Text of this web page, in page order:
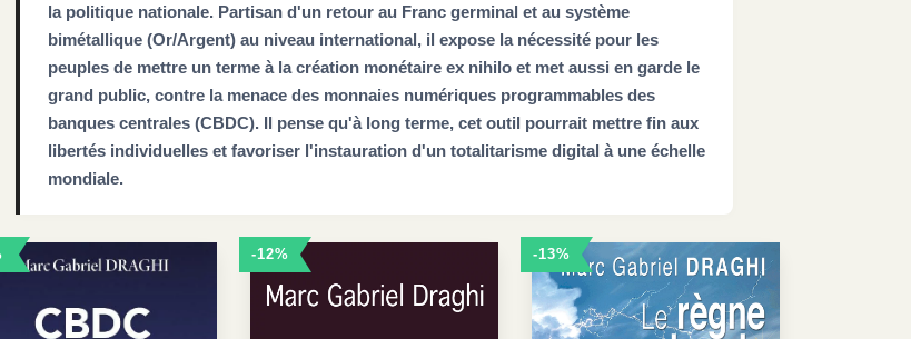
la politique nationale. Partisan d'un retour au Franc germinal et au système
bimétallique (Or/Argent) au niveau international, il expose la nécessité pour les
peuples de mettre un terme à la création monétaire ex nihilo et met aussi en garde le
grand public, contre la menace des monnaies numériques programmables des
banques centrales (CBDC). Il pense qu'à long terme, cet outil pourrait mettre fin aux
libertés individuelles et favoriser l'instauration d'un totalitarisme digital à une échelle
mondiale.
-12% -13%